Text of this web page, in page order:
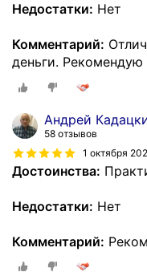
Недостатки: Нет
Комментарий:
деньги.
Андрей
58 отзывов
1 октября
Достоинства:
Недостатки: Нет
Комментарий: